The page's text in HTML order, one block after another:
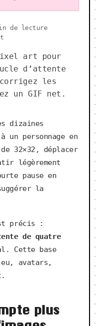
de lecture
art pour
d’attente
corrigez les
un GIF net.
dizaines
un personnage en
32×32, déplacer
légèrement
pause en
la
précis :
de quatre
Cette base
avatars,
plus